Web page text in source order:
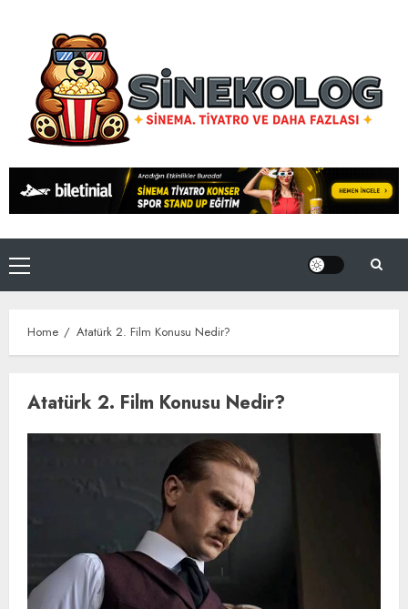
Primary
Menu
Home Atatürk 2. Film Konusu Nedir?
Atatürk 2. Film Konusu Nedir?